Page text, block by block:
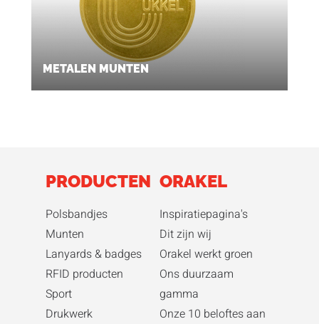
METALEN MUNTEN
PRODUCTEN
Polsbandjes
Munten
Lanyards & badges
RFID producten
Sport
Drukwerk
ORAKEL
Inspiratiepagina's
Dit zijn wij
Orakel werkt groen
Ons duurzaam
gamma
Onze 10 beloftes aan